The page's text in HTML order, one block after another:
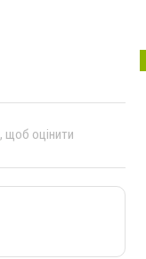
, щоб оцінити